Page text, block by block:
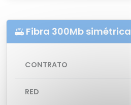
Fibra 300Mb simétrica
CONTRATO
RED